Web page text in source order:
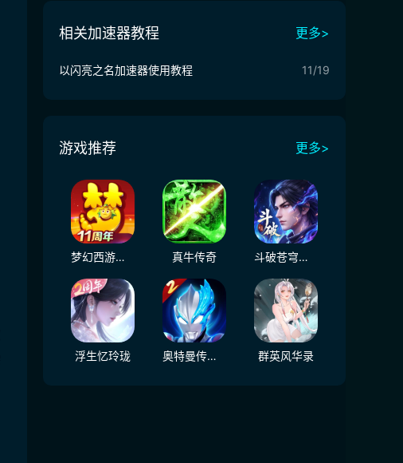
相关加速器教程 更多>
以闪亮之名加速器使用教程 11/19
游戏推荐 更多>
梦幻西游（大陆服） 真牛传奇 斗破苍穹：三年之约
浮生忆玲珑 奥特曼传奇英雄2 群英风华录